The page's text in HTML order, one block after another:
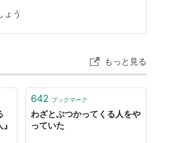
罠を仕掛けないこと。 以上。
ょう
もっと見る
642 ブックマーク
わざとぶつかってくる人をや
っていた